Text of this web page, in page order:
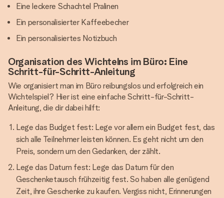
Eine leckere Schachtel Pralinen
Ein personalisierter Kaffeebecher
Ein personalisiertes Notizbuch
Organisation des Wichtelns im Büro: Eine
Schritt-für-Schritt-Anleitung
Wie organisiert man im Büro reibungslos und erfolgreich ein
Wichtelspiel? Hier ist eine einfache Schritt-für-Schritt-
Anleitung, die dir dabei hilft:
Lege das Budget fest: Lege vor allem ein Budget fest, das
sich alle Teilnehmer leisten können. Es geht nicht um den
Preis, sondern um den Gedanken, der zählt.
Lege das Datum fest: Lege das Datum für den
Geschenketausch frühzeitig fest. So haben alle genügend
Zeit, ihre Geschenke zu kaufen. Vergiss nicht, Erinnerungen